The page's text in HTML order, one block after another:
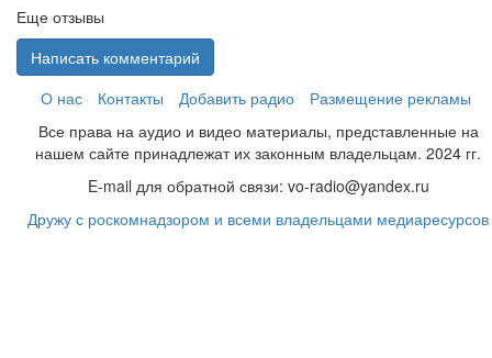
Еще отзывы
Написать комментарий
О нас
Контакты Добавить радио
Размещение рекламы
Все права на аудио и видео материалы, представленные на
нашем сайте принадлежат их законным владельцам. 2024 гг.
E-mail для обратной связи: vo-radio@yandex.ru
Дружу с роскомнадзором и всеми владельцами медиаресурсов